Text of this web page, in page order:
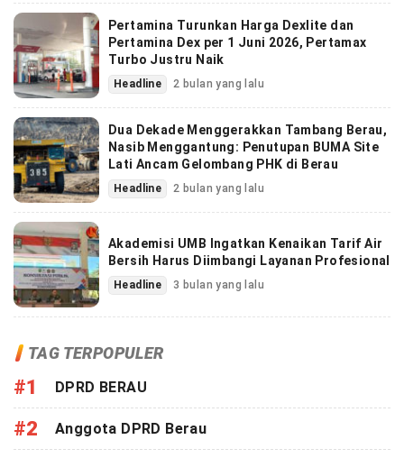
Pertamina Turunkan Harga Dexlite dan
Pertamina Dex per 1 Juni 2026, Pertamax
Turbo Justru Naik
Headline 2 bulan yang lalu
Dua Dekade Menggerakkan Tambang Berau,
Nasib Menggantung: Penutupan BUMA Site
Lati Ancam Gelombang PHK di Berau
Headline 2 bulan yang lalu
Akademisi UMB Ingatkan Kenaikan Tarif Air
Bersih Harus Diimbangi Layanan Profesional
Headline 3 bulan yang lalu
TAG TERPOPULER
#1 DPRD BERAU
#2 Anggota DPRD Berau